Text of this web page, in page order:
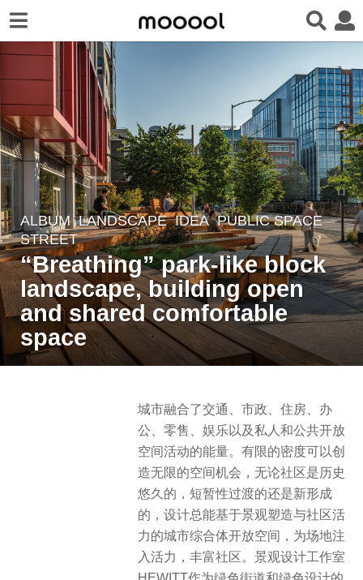
3
y
e
a
r
s
a
g
ALBUM ,LANDSCAPE IDEA PUBLIC SPACE ,
STREET
“Breathing” park-like block
landscape, building open
and shared comfortable
space
城市融合了交通、市政、住房、办
公、零售、娱乐以及私人和公共开放
空间活动的能量。有限的密度可以创
造无限的空间机会，无论社区是历史
悠久的，短暂性过渡的还是新形成
的，设计总能基于景观塑造与社区活
力的城市综合体开放空间，为场地注
入活力，丰富社区。景观设计工作室